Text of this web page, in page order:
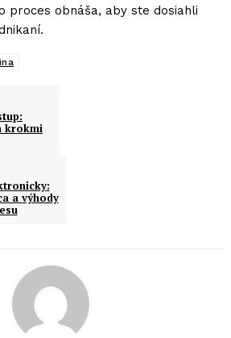
proces obnáša, aby ste dosiahli
krokmi
a výhody